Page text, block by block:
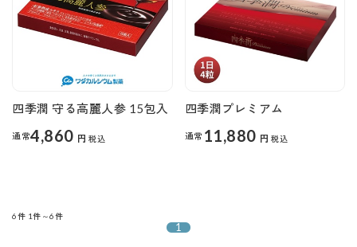
四季潤 守る高麗人参 15包入
通常4,860 円 税込
四季潤プレミアム
通常 11,880 円 税込
6件 1件～6件
1